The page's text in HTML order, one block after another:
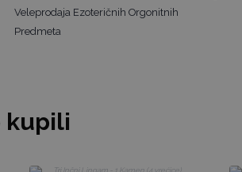
Veleprodaja Ezoteričnih Orgonitnih
Predmeta
kupili